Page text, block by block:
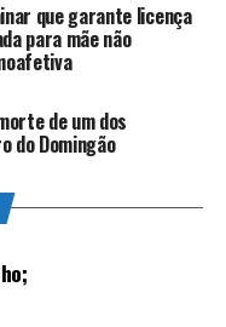
que garante licença
para mãe não
de um dos
do Domingão